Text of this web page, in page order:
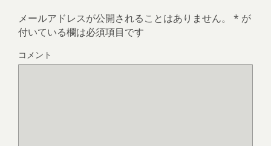
メールアドレスが公開されることはありません。 * が
付いている欄は必須項目です
コメント